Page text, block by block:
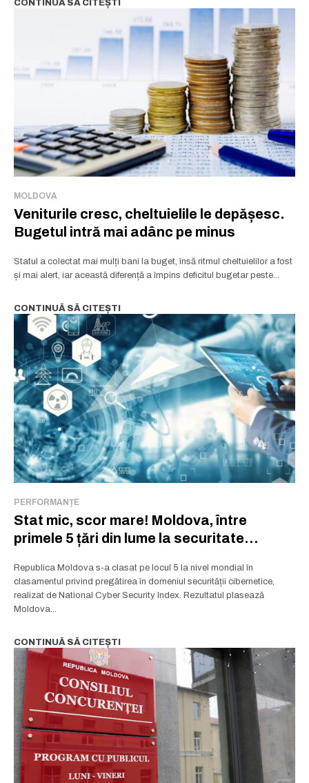
Rămâi conectat la lumea afacerilor și
a ideilor care inspiră.
Abonează-te la newsletterul The List și citește știrile altfel.
Rămâi conectat la lumea afacerilor și
a ideilor care inspiră.
Abonează-te la newsletterul The List și citește știrile altfel.
CONTINUĂ SĂ CITEȘTI
MOLDOVA
Veniturile cresc, cheltuielile le depășesc.
Bugetul intră mai adânc pe minus
Statul a colectat mai mulți bani la buget, însă ritmul cheltuielilor a fost
și mai alert, iar această diferență a împins deficitul bugetar peste...
CONTINUĂ SĂ CITEȘTI
PERFORMANȚE
Stat mic, scor mare! Moldova, între
primele 5 țări din lume la securitate
Republica Moldova s-a clasat pe locul 5 la nivel mondial în
clasamentul privind pregătirea în domeniul securității cibernetice,
realizat de National Cyber Security Index. Rezultatul plasează
Moldova...
CONTINUĂ SĂ CITEȘTI